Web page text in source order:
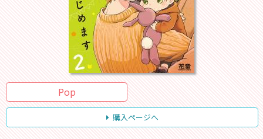
Pop
購入ページへ